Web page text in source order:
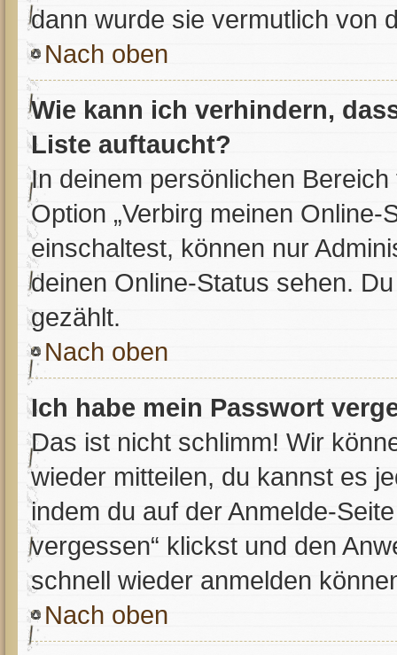
dann wurde sie vermutlich von
Nach oben
Wie kann ich verhindern,
Liste auftaucht?
In deinem persönlichen
Option „Verbirg meinen Online-
einschaltest, können nur
deinen Online-Status sehen.
gezählt.
Nach oben
Ich habe mein Passwort
Das ist nicht schlimm! Wir
wieder mitteilen, du kannst es
indem du auf der Anmelde-
vergessen“ klickst und den
schnell wieder anmelden
Nach oben